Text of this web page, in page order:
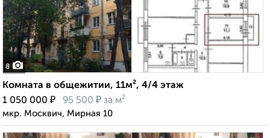
8
Комната в общежитии, 11м², 4/4 этаж
1 050 000 ₽ 95 500 ₽ за м²
мкр. Москвич, Мирная 10